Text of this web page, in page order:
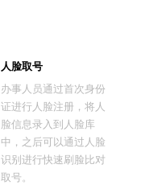
人脸取号
办事人员通过首次身份
证进行人脸注册，将人
脸信息录入到人脸库
中，之后可以通过人脸
识别进行快速刷脸比对
取号。